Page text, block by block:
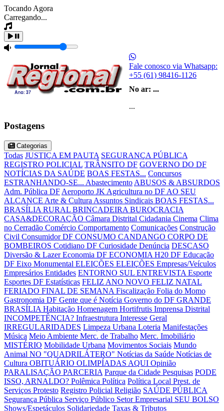
Tocando Agora
Carregando...
Fale conosco via Whatsapp:
+55 (61) 98416-1126
No ar: ...
...
Postagens
Categorias
Todas JUSTIÇA EM PAUTA SEGURANÇA PÚBLICA
REGISTRO POLICIAL TRÂNSITO DF GOVERNO DO DF
NOTÍCIAS DA SAÚDE BOAS FESTAS... Concursos
ESTRANHANDO-SE... AbastecimentoABUSOS & ABSURDOS
Adm. Pública DFAeroporto JKAgricultura no DFAO SEU
ALCANCE Arte & CulturaAssuntos Sindicais BOAS FESTAS...
BRASÍLIA RURAL BRINCADEIRABUROCRACIA
CASA&DECORAÇÃO Câmara Distrital Cidadania Cinema Clima
no Cerradão Comércio Comportamento Comunicações Construção
Civil Consumidor DF CONSUMO CANDANGO CORPO DE
BOMBEIROS Cotidiano DF Curiosidade Denúncia DESCASO
Diversão & LazerEconomia DF ECONOMIA H20 DF Educação
DF Eixo Monumental ELEIÇÕES ELEIÇÕES Empresas/Veículos
Empresários Entidades ENTORNO SUL ENTREVISTAEsporte
Esportes DF Estatísticas FELIZ ANO NOVO FELIZ NATAL
FERIADO FINAL DE SEMANAFiscalização Folia do Momo
Gastronomia DF Gente que é Notícia Governo do DF GRANDE
BRASÍLIAHabitação Homenagem Hortifrutis Imprensa Distrital
INCOMPETÊNCIA? Infraestrutura Interesse Geral
IRREGULARIDADES Limpeza Urbana Loteria Manifestações
Música Meio Ambiente Merc. de Trabalho Merc. Imobiliário
MISTÉRIO Mobilidade Urbana Movimentos Sociais Mundo
Animal NO "QUADRILÁTERO" Notícias da Saúde Notícias de
Cultura OBITUÁRIO OLIMPÍADAS AQUI Opinião
PARALISAÇÃO PARCERIA Parque da Cidade Pesquisas PODE
ISSO, ARNALDO? Polêmica Política Política Local Prest. de
Serviços Protesto Registro Policial Religião SAÚDE PÚBLICA
Segurança Pública Serviço Público Setor Empresarial SEU BOLSO
Shows/Espetáculos Solidariedade Taxas & Tributos